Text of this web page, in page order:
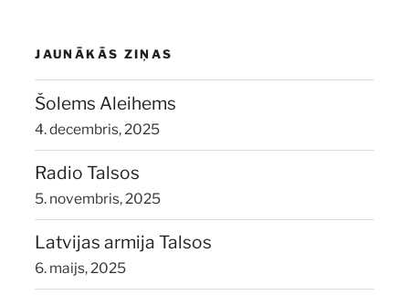
JAUNĀKĀS ZIŅAS
Šolems Aleihems
4. decembris, 2025
Radio Talsos
5. novembris, 2025
Latvijas armija Talsos
6. maijs, 2025